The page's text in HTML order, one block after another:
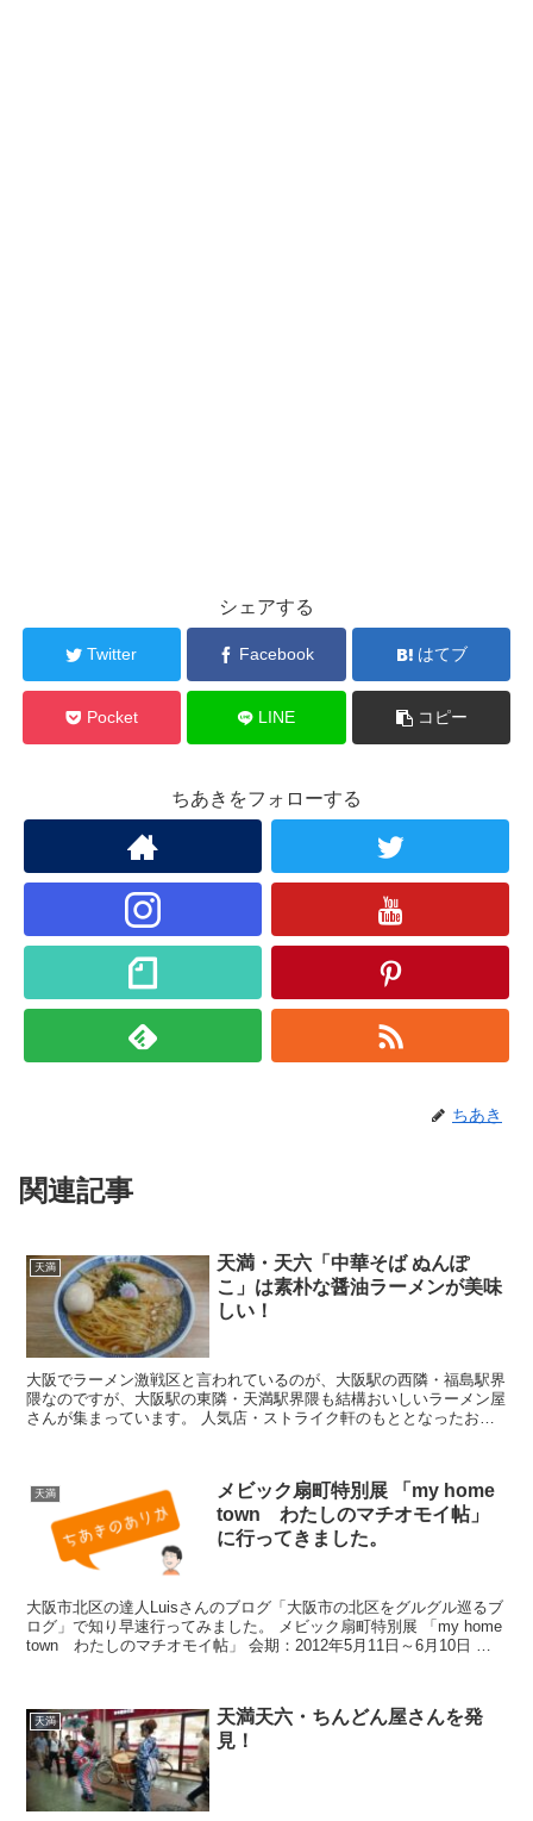
シェアする
Twitter Facebook はてブ
Pocket LINE コピー
ちあきをフォローする
ちあき
関連記事
天満
天満・天六「中華そば ぬんぽ
こ」は素朴な醤油ラーメンが美味
しい！
大阪でラーメン激戦区と言われているのが、大阪駅の西隣・福島駅界
隈なのですが、大阪駅の東隣・天満駅界隈も結構おいしいラーメン屋
さんが集まっています。 人気店・ストライク軒のもととなったお店
天満
メビック扇町特別展 「my home
town わたしのマチオモイ帖」
に行ってきました。
大阪市北区の達人Luisさんのブログ「大阪市の北区をグルグル巡るブ
ログ」で知り早速行ってみました。 メビック扇町特別展 「my home
town わたしのマチオモイ帖」 会期：2012年5月11日～6月10日 開
天満
天満天六・ちんどん屋さんを発
見！